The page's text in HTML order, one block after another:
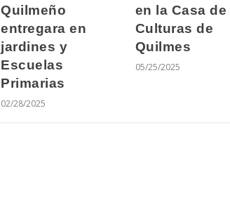
Quilmeño
entregara en
jardines y
Escuelas
Primarias
02/28/2025
en la Casa de
Culturas de
Quilmes
05/25/2025